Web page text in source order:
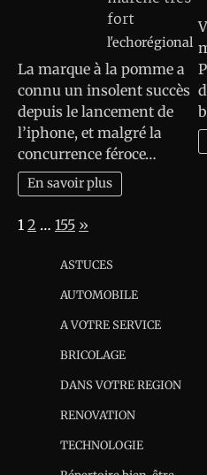
fort
l'echorégional
La marque à la pomme a
connu un insolent succès
depuis le lancement de
l’iphone, et malgré la
concurrence féroce…
En savoir plus
Page:
1 2 … 155 Next
»
ASTUCES
AUTOMOBILE
A VOTRE SERVICE
BRICOLAGE
DANS VOTRE REGION
RENOVATION
TECHNOLOGIE